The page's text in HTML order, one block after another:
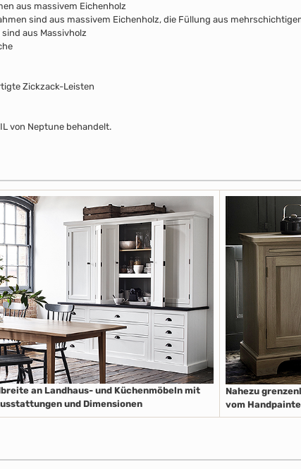
aus massivem Eichenholz
sind aus massivem Eichenholz, die Füllung aus
aus Massivholz
Zickzack-Leisten
von Neptune behandelt.
an Landhaus- und Küchenmöbeln mit
und Dimensionen
Nahezu
vom